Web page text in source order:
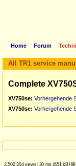
Home Forum
All TR1 service
Complete
XV750se: Vorhergehende
XV750se: Vorhergehende
2.502.304 views| 30 ms |651 kB|